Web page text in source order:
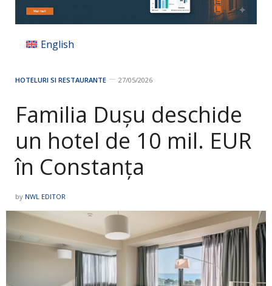
English
HOTELURI SI RESTAURANTE 27/05/2026
Familia Duşu deschide
un hotel de 10 mil. EUR
în Constanţa
by NWL EDITOR